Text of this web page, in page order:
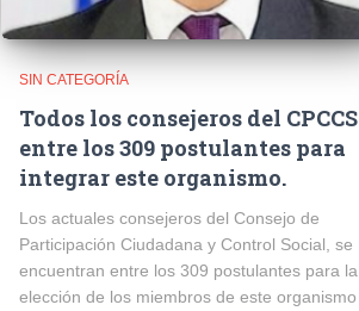
SIN CATEGORÍA
Todos los consejeros del CPCCS
entre los 309 postulantes para
integrar este organismo.
Los actuales consejeros del Consejo de
Participación Ciudadana y Control Social, se
encuentran entre los 309 postulantes para la
elección de los miembros de este organismo